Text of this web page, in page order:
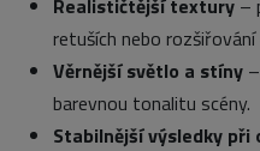
retuších nebo rozšiřování
Věrnější světlo a stíny
barevnou tonalitu scény.
Stabilnější výsledky